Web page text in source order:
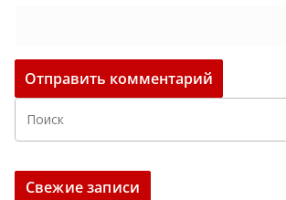
Свежие записи